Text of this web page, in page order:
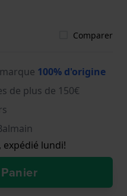
Comparer
100% d'origine
de plus de 150€
lundi!